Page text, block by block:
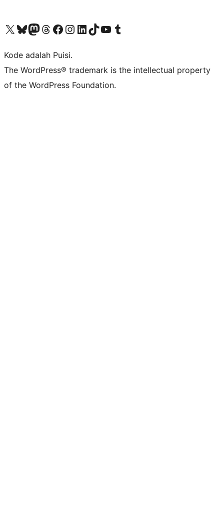
Kunjungi akun X (sebelumnya Twitter) kamiVisit our Bluesky account
Kunjungi akun Mastodon kami
Visit our Threads account
Kunjungi halaman Facebook kamiKunjungi akun Instagram kamiKunjungi akun LinkedIn kami
Visit our TikTok account
Kunjungi channel YouTube kamiVisit our Tumblr account
Kode adalah Puisi.
The WordPress® trademark is the intellectual property
of the WordPress Foundation.